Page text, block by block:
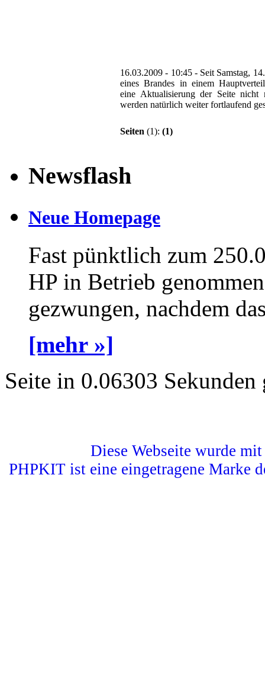
16.03.2009 - 10:45- Seit Samstag,
eines Brandes in einem
eine Aktualisierung der Seite nicht
werden natürlich weiter fortlaufend
Seiten (1): (1)
Newsflash
Neue Homepage
Fast pünktlich zum
HP in Betrieb
gezwungen, nachdem
[mehr »]
Seite in 0.06303 Sekunden
Diese Webseite wurde
PHPKIT ist eine eingetragene Marke